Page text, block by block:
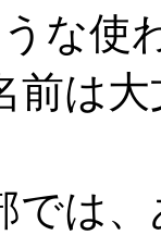
な使
前は
では